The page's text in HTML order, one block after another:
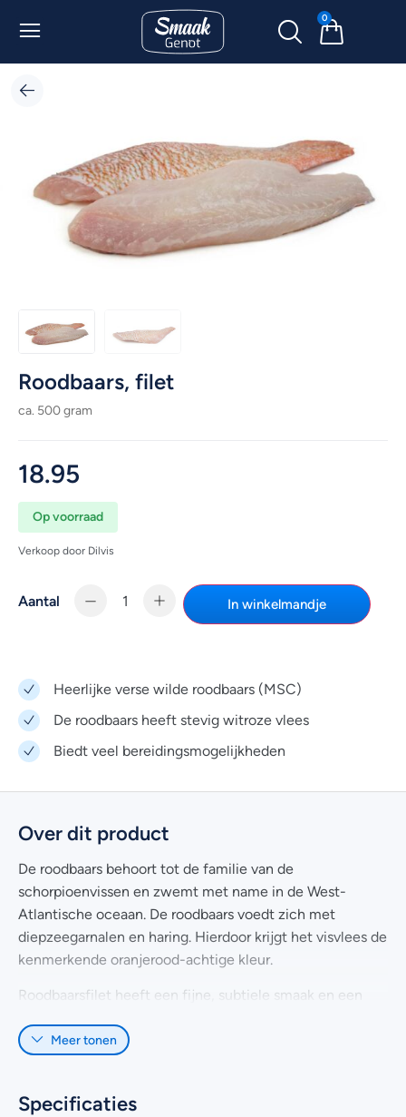
0
Roodbaars, filet
ca. 500 gram
18.95
Op voorraad
Verkoop door Dilvis
Aantal In winkelmandje
Heerlijke verse wilde roodbaars (MSC)
De roodbaars heeft stevig witroze vlees
Biedt veel bereidingsmogelijkheden
Over dit product
De roodbaars behoort tot de familie van de
schorpioenvissen en zwemt met name in de West-
Atlantische oceaan. De roodbaars voedt zich met
diepzeegarnalen en haring. Hierdoor krijgt het visvlees de
kenmerkende oranjerood-achtige kleur.
Roodbaarsfilet heeft een fijne, subtiele smaak en een
wit-roze van kleur en biedt ontzettend veel
Je kunt verse roodbaarsfilet bijvoorbeeld lekker krokant
Meer tonen
Specificaties